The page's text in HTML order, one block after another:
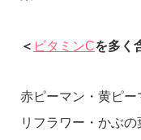
＜ ビタミンCを多く
赤ピーマン・黄ピ
リフラワー・かぶ